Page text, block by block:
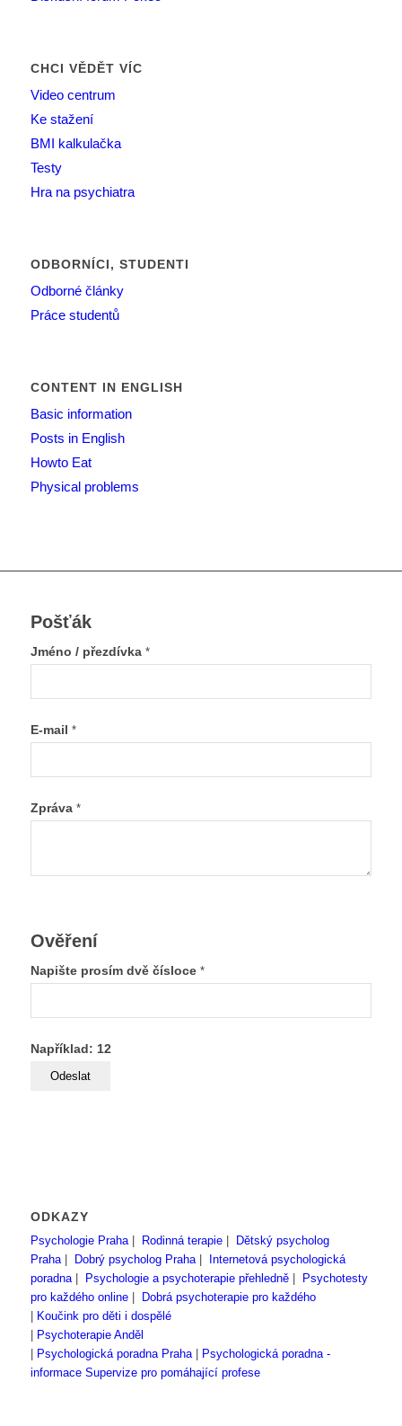
CHCI VĚDĚT VÍC
Video centrum
Ke stažení
BMI kalkulačka
Testy
Hra na psychiatra
ODBORNÍCI, STUDENTI
Odborné články
Práce studentů
CONTENT IN ENGLISH
Basic information
Posts in English
Howto Eat
Physical problems
Pošťák
Jméno / přezdívka *
E-mail *
Zpráva *
Ověření
Napište prosím dvě čísloce *
Například: 12
ODKAZY
Psychologie Praha| Rodinná terapie|
Dětský psycholog
Praha| Dobrý psycholog Praha|
Internetová psychologická
poradna| Psychologie a psychoterapie přehledně|
Psychotesty
pro každého online|
Dobrá psychoterapie pro každého
Koučink pro děti i dospělé
Psychoterapie Anděl
Psychologická poradna Praha|
Psychologická poradna -
informace Supervize pro pomáhající profese